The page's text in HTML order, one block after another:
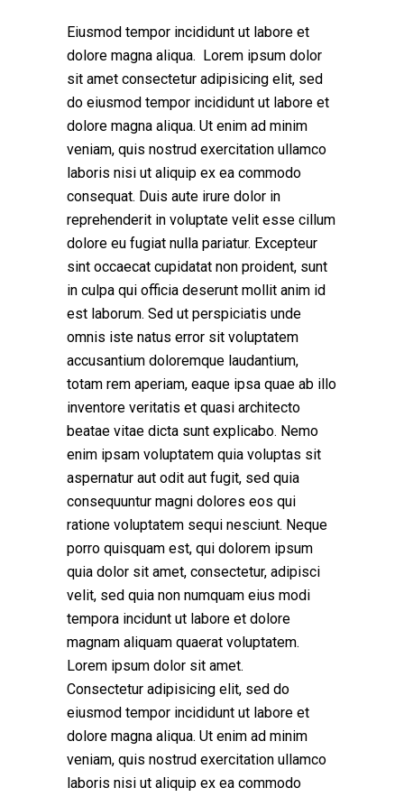
Eiusmod tempor incididunt ut labore et
dolore magna aliqua. Lorem ipsum dolor
sit amet consectetur adipisicing elit, sed
do eiusmod tempor incididunt ut labore et
dolore magna aliqua. Ut enim ad minim
veniam, quis nostrud exercitation ullamco
laboris nisi ut aliquip ex ea commodo
consequat. Duis aute irure dolor in
reprehenderit in voluptate velit esse cillum
dolore eu fugiat nulla pariatur. Excepteur
sint occaecat cupidatat non proident, sunt
in culpa qui officia deserunt mollit anim id
est laborum. Sed ut perspiciatis unde
omnis iste natus error sit voluptatem
accusantium doloremque laudantium,
totam rem aperiam, eaque ipsa quae ab illo
inventore veritatis et quasi architecto
beatae vitae dicta sunt explicabo. Nemo
enim ipsam voluptatem quia voluptas sit
aspernatur aut odit aut fugit, sed quia
consequuntur magni dolores eos qui
ratione voluptatem sequi nesciunt. Neque
porro quisquam est, qui dolorem ipsum
quia dolor sit amet, consectetur, adipisci
velit, sed quia non numquam eius modi
tempora incidunt ut labore et dolore
magnam aliquam quaerat voluptatem.
Lorem ipsum dolor sit amet.
Consectetur adipisicing elit, sed do
eiusmod tempor incididunt ut labore et
dolore magna aliqua. Ut enim ad minim
veniam, quis nostrud exercitation ullamco
laboris nisi ut aliquip ex ea commodo